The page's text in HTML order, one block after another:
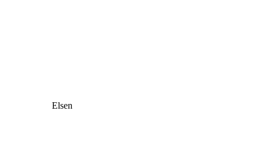
Elsen